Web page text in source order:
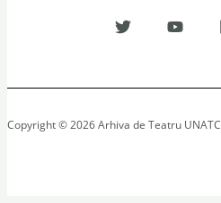
Copyright © 2026 Arhiva de Teatru UNATC